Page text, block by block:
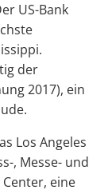
US-Bank
der
2017), ein
Los Angeles
, Messe- und
eine